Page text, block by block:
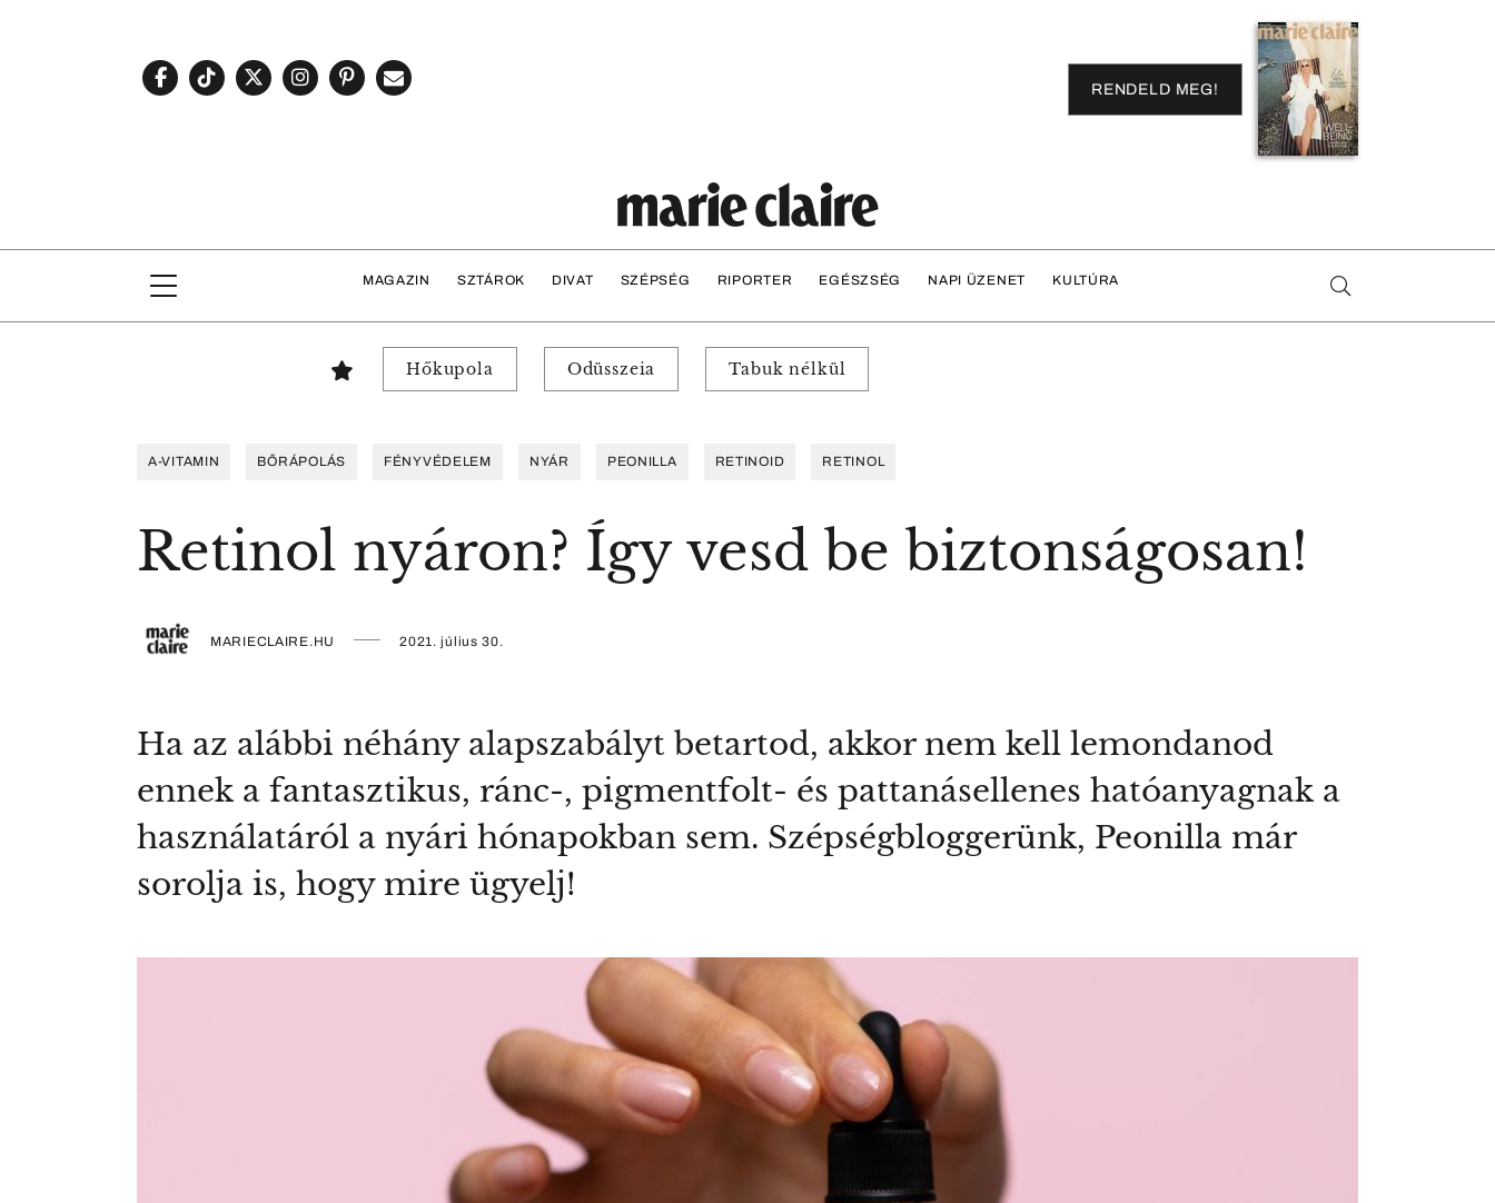
RENDELD MEG!
MAGAZIN SZTÁROK DIVAT SZÉPSÉG RIPORTER EGÉSZSÉG NAPI ÜZENET KULTÚRA
Hőkupola Odüsszeia Tabuk nélkül
A-VITAMIN BŐRÁPOLÁS FÉNYVÉDELEM NYÁR PEONILLA RETINOID RETINOL
Retinol nyáron? Így vesd be biztonságosan!
MARIECLAIRE.HU 2021. július 30.
Ha az alábbi néhány alapszabályt betartod, akkor nem kell lemondanod
ennek a fantasztikus, ránc-, pigmentfolt- és pattanásellenes hatóanyagnak a
használatáról a nyári hónapokban sem. Szépségbloggerünk, Peonilla már
sorolja is, hogy mire ügyelj!